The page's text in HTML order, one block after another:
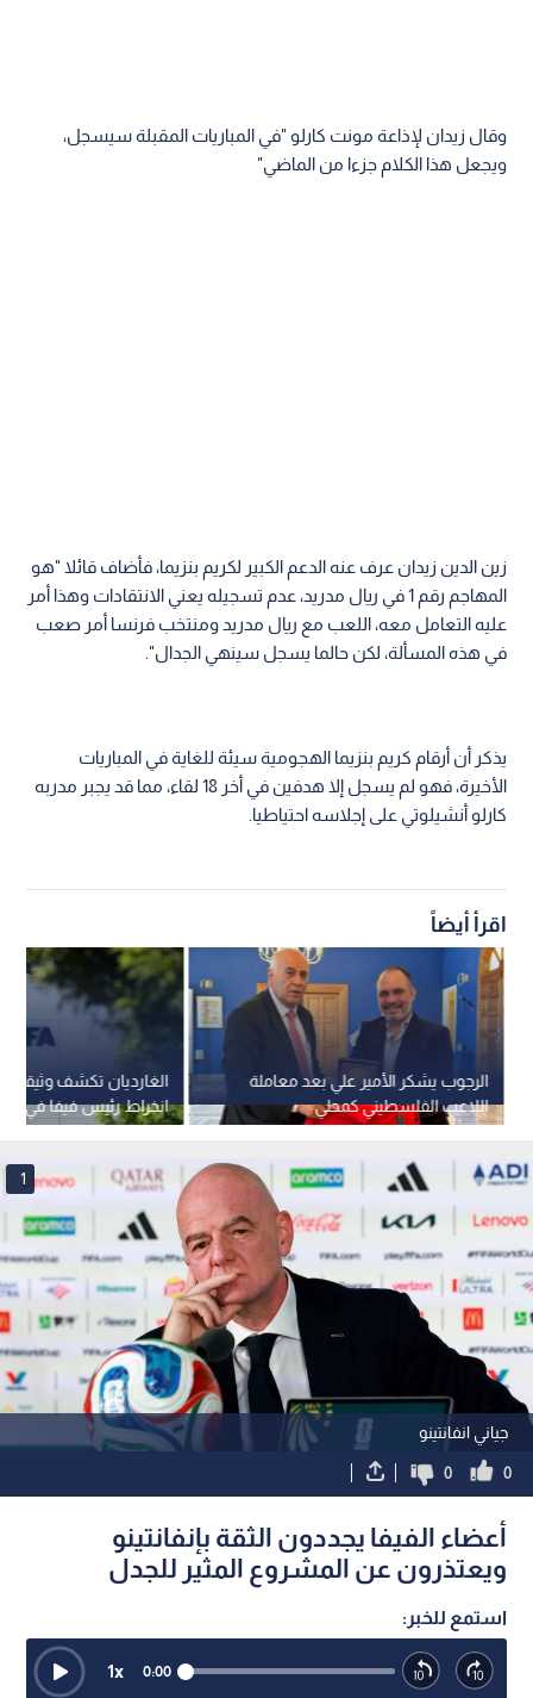
وقال زيدان لإذاعة مونت كارلو "في المباريات المقبلة سيسجل،
ويجعل هذا الكلام جزءا من الماضي"
زين الدين زيدان عرف عنه الدعم الكبير لكريم بنزيما، فأضاف قائلا "هو
المهاجم رقم 1 في ريال مدريد، عدم تسجيله يعني الانتقادات وهذا أمر
عليه التعامل معه، اللعب مع ريال مدريد ومنتخب فرنسا أمر صعب
في هذه المسألة، لكن حالما يسجل سينهي الجدال".
يذكر أن أرقام كريم بنزيما الهجومية سيئة للغاية في المباريات
الأخيرة، فهو لم يسجل إلا هدفين في أخر 18 لقاء، مما قد يجبر مدربه
كارلو أنشيلوتي على إجلاسه احتياطيا.
اقرأ أيضاً
الغارديان تكشف وثيقة
انخراط رئيس فيفا في
السوبر الأوروبي
الرجوب يشكر الأمير علي بعد معاملة
اللاعب الفلسطيني كمحلي
جياني انفانتينو
1
0
0
أعضاء الفيفا يجددون الثقة بإنفانتينو
ويعتذرون عن المشروع المثير للجدل
استمع للخبر:
0:00
1x